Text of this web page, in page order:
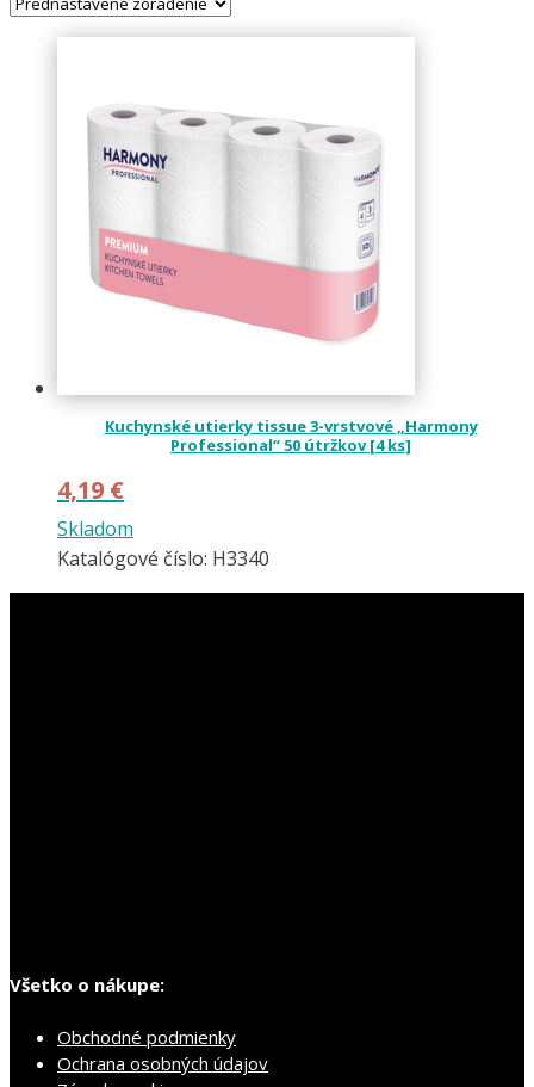
Kuchynské utierky tissue 3-vrstvové „Harmony
Professional“ 50 útržkov [4 ks]
4,19 €
Skladom
Katalógové číslo: H3340
Všetko o nákupe:
Obchodné podmienky
Ochrana osobných údajov